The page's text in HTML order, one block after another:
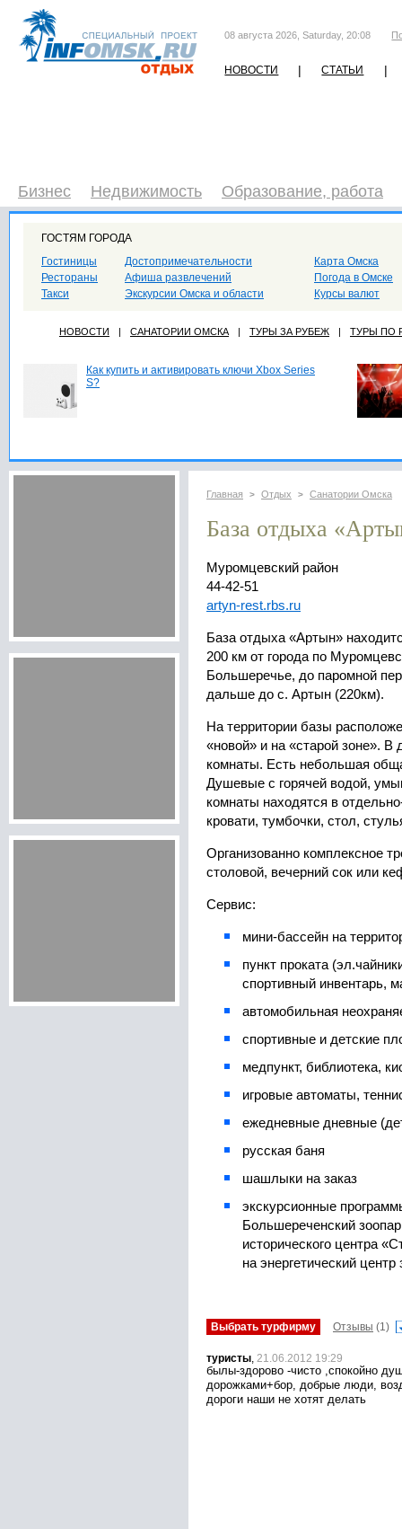
08 августа 2026, Saturday, 20:08
НОВОСТИ | СТАТЬИ |
Бизнес Недвижимость Образование, работа
ГОСТЯМ ГОРОДА
Гостиницы
Рестораны
Такси
Достопримечательности
Афиша развлечений
Экскурсии Омска и области
Карта Омска
Погода в Омске
Курсы валют
НОВОСТИ | САНАТОРИИ ОМСКА | ТУРЫ ЗА РУБЕЖ | ТУРЫ ПО
Как купить и активировать ключи Xbox Series
S?
Главная > Отдых > Санатории Омска
База отдыха
Муромцевский район
44-42-51
artyn-rest.rbs.ru
База отдыха «Артын»
200 км от города по
Большеречье, до паромной
дальше до с. Артын (220км).
На территории базы
«новой» и на «старой зоне».
комнаты. Есть небольшая
Душевые с горячей водой,
комнаты находятся в
кровати, тумбочки, стол,
Организованно комплексное
столовой, вечерний сок или
Сервис:
мини-бассейн на
пункт проката
спортивный инвентарь,
автомобильная
спортивные и детские
медпункт, библиотека,
игровые автоматы,
ежедневные дневные
русская баня
шашлыки на заказ
экскурсионные
Большереченский
исторического центра
на энергетический
Выбрать турфирму Отзывы (1)
туристы 21.06.2012 19:29
былы-здорово -чисто ,спокойно
дорожками+бор, добрые люди,
дороги наши не хотят делать